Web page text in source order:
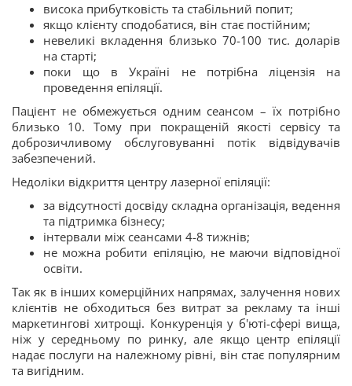
висока прибутковість та стабільний попит;
якщо клієнту сподобатися, він стає постійним;
невеликі вкладення близько 70-100 тис. доларів
на старті;
поки що в Україні не потрібна ліцензія на
проведення епіляції.
Пацієнт не обмежується одним сеансом – їх потрібно
близько 10. Тому при покращеній якості сервісу та
доброзичливому обслуговуванні потік відвідувачів
забезпечений.
Недоліки відкриття центру лазерної епіляції:
за відсутності досвіду складна організація, ведення
та підтримка бізнесу;
інтервали між сеансами 4-8 тижнів;
не можна робити епіляцію, не маючи відповідної
освіти.
Так як в інших комерційних напрямах, залучення нових
клієнтів не обходиться без витрат за рекламу та інші
маркетингові хитрощі. Конкуренція у б'юті-сфері вища,
ніж у середньому по ринку, але якщо центр епіляції
надає послуги на належному рівні, він стає популярним
та вигідним.